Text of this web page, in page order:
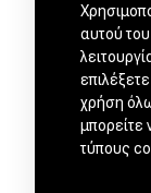
αυτού του
χρήση
μπορείτε
τύπους